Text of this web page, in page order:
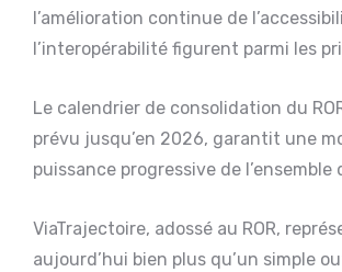
l’amélioration continue de
l’interopérabilité figurent parmi les
Le calendrier de consolidation du
prévu jusqu’en 2026, garantit une
puissance progressive de
ViaTrajectoire, adossé au ROR,
aujourd’hui bien plus qu’un simple